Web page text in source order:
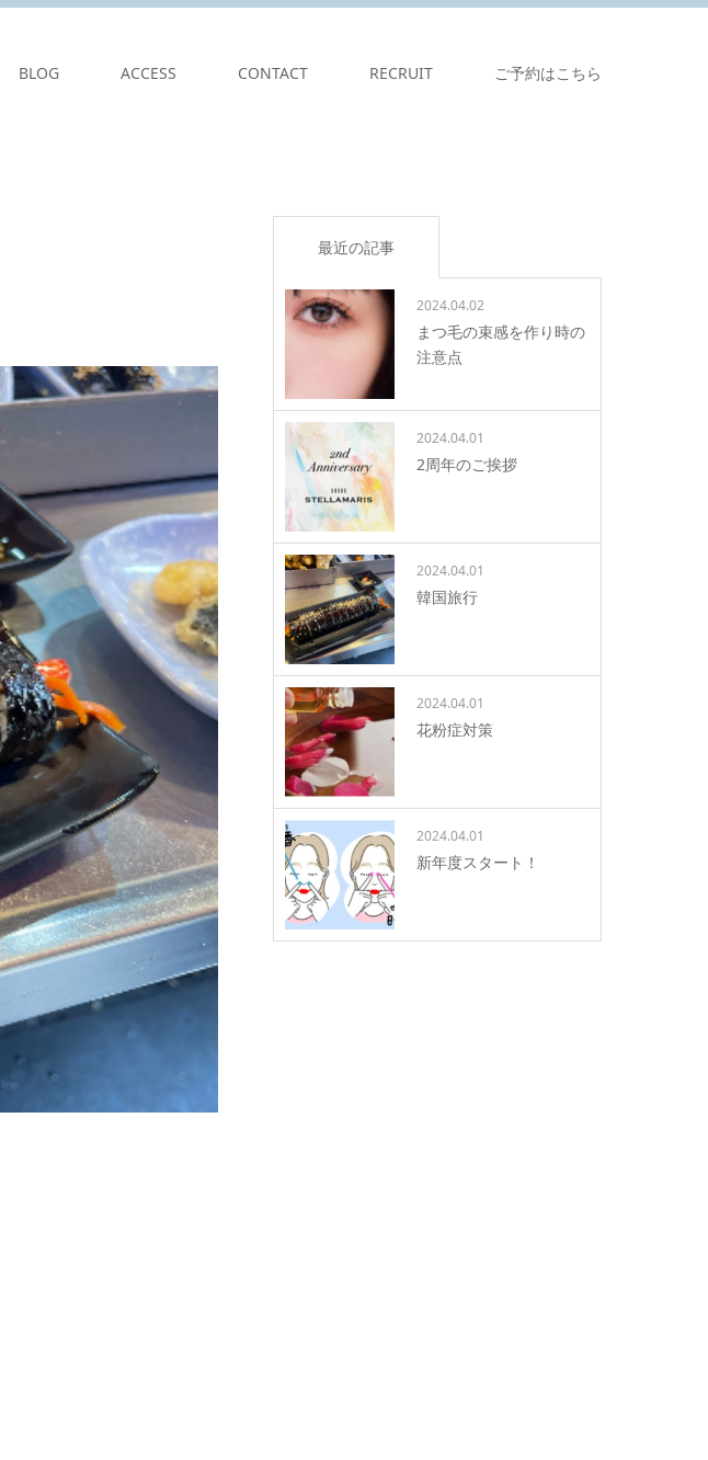
BLOG ACCESS CONTACT RECRUIT ご予約はこちら
最近の記事
2024.04.02
まつ毛の束感を作り時の
注意点
2024.04.01
2周年のご挨拶
2024.04.01
韓国旅行
2024.04.01
花粉症対策
2024.04.01
新年度スタート！